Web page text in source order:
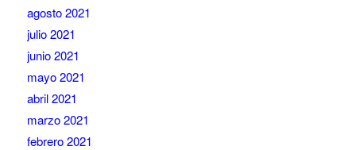
agosto 2021
julio 2021
junio 2021
mayo 2021
abril 2021
marzo 2021
febrero 2021